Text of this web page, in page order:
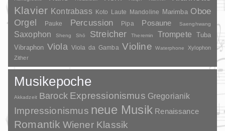
Klavier Kontrabass Koto Laute Mandoline Marimba Oboe
Orgel Pauke Percussion Pipa Posaune Saenghwang
Saxophon Sheng Shō Streicher Theremin Trompete
Tuba
Vibraphon Viola Viola da Gamba Violine Waterphone
Xylophon
Zither
Musikepoche
Akkadzeit Barock Expressionismus Gregorianik
Impressionismus neue Musik Renaissance
Romantik Wiener Klassik